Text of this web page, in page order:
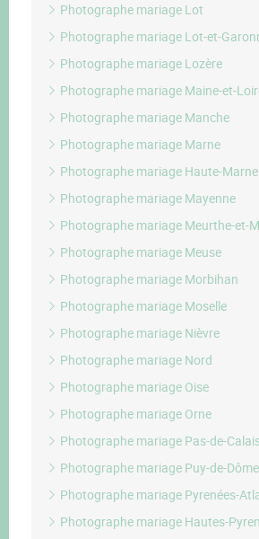
Photographe mariage Lot
Photographe mariage Lot-et-
Photographe mariage Lozère
Photographe mariage Maine-et-
Photographe mariage Manche
Photographe mariage Marne
Photographe mariage Haute-Marne
Photographe mariage Mayenne
Photographe mariage Meurthe-et-
Photographe mariage Meuse
Photographe mariage Morbihan
Photographe mariage Moselle
Photographe mariage Nièvre
Photographe mariage Nord
Photographe mariage Oise
Photographe mariage Orne
Photographe mariage Pas-de-
Photographe mariage Puy-de-Dôme
Photographe mariage Pyrenées-
Photographe mariage Hautes-